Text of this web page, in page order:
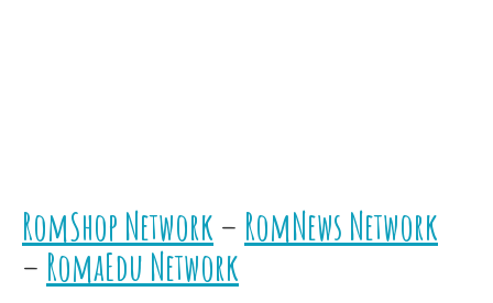
RomShop Network – RomNews Network
– RomaEdu Network